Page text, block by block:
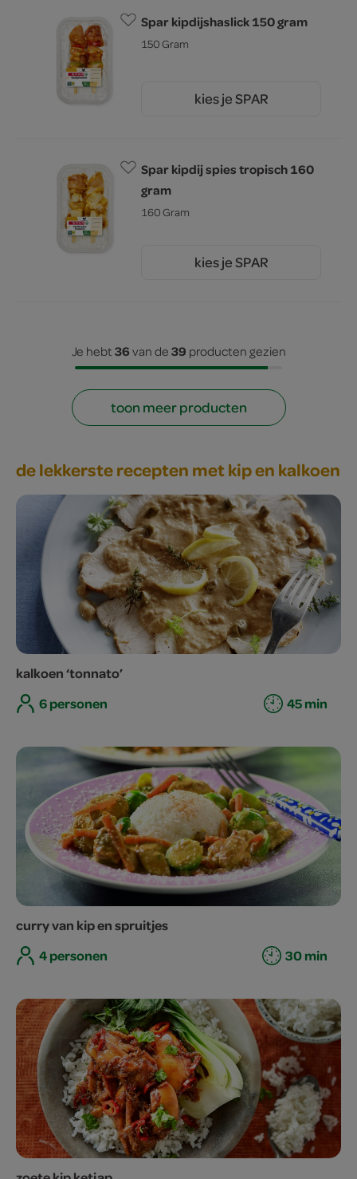
Spar kipdijshaslick 150 gram
150 Gram
kies je SPAR
Spar kipdij spies tropisch 160
gram
160 Gram
kies je SPAR
Je hebt 36 van de 39 producten gezien
toon meer producten
de lekkerste recepten met kip en kalkoen
kalkoen ‘tonnato’
6 personen
45 min
curry van kip en spruitjes
4 personen
30 min